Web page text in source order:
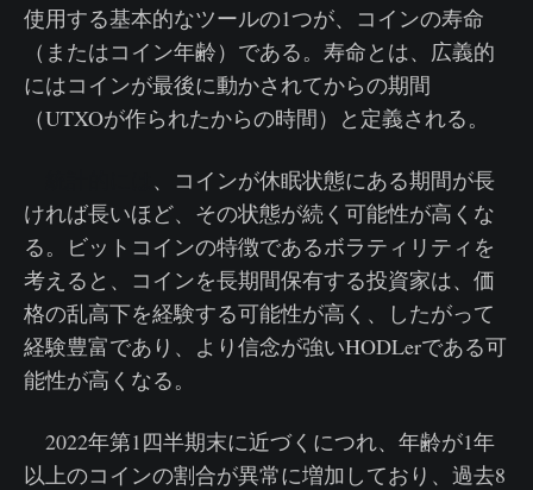
使用する基本的なツールの1つが、コインの寿命
（またはコイン年齢）である。寿命とは、広義的
にはコインが最後に動かされてからの期間
（UTXOが作られたからの時間）と定義される。
、コインが休眠状態にある期間が長
ければ長いほど、その状態が続く可能性が高くな
る。ビットコインの特徴であるボラティリティを
考えると、コインを長期間保有する投資家は、価
格の乱高下を経験する可能性が高く、したがって
経験豊富であり、より信念が強いHODLerである可
能性が高くなる。
2022年第1四半期末に近づくにつれ、年齢が1年
以上のコインの割合が異常に増加しており、過去8